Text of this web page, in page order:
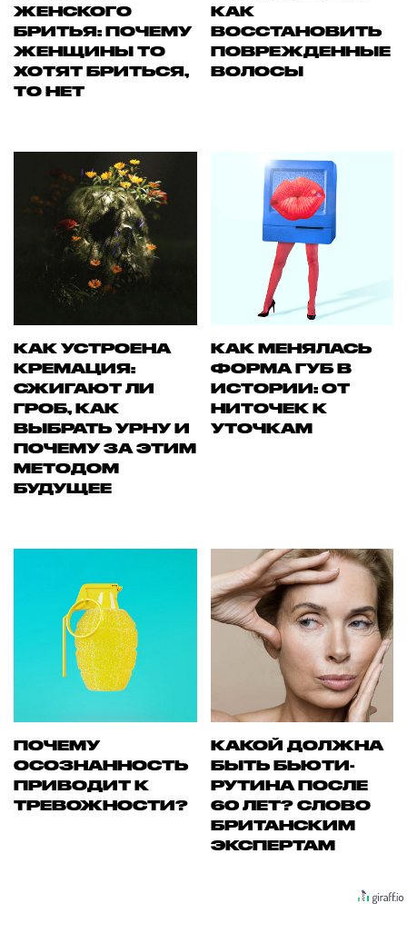
ЖЕНСКОГО
БРИТЬЯ: ПОЧЕМУ
ЖЕНЩИНЫ ТО
ХОТЯТ БРИТЬСЯ,
ТО НЕТ
КАК
ВОССТАНОВИТЬ
ПОВРЕЖДЕННЫЕ
ВОЛОСЫ
КАК УСТРОЕНА
КРЕМАЦИЯ:
СЖИГАЮТ ЛИ
ГРОБ, КАК
ВЫБРАТЬ УРНУ И
ПОЧЕМУ ЗА ЭТИМ
МЕТОДОМ
БУДУЩЕЕ
КАК МЕНЯЛАСЬ
ФОРМА ГУБ В
ИСТОРИИ: ОТ
НИТОЧЕК К
УТОЧКАМ
ПОЧЕМУ
ОСОЗНАННОСТЬ
ПРИВОДИТ К
ТРЕВОЖНОСТИ?
КАКОЙ ДОЛЖНА
БЫТЬ БЬЮТИ-
РУТИНА ПОСЛЕ
60 ЛЕТ? СЛОВО
БРИТАНСКИМ
ЭКСПЕРТАМ